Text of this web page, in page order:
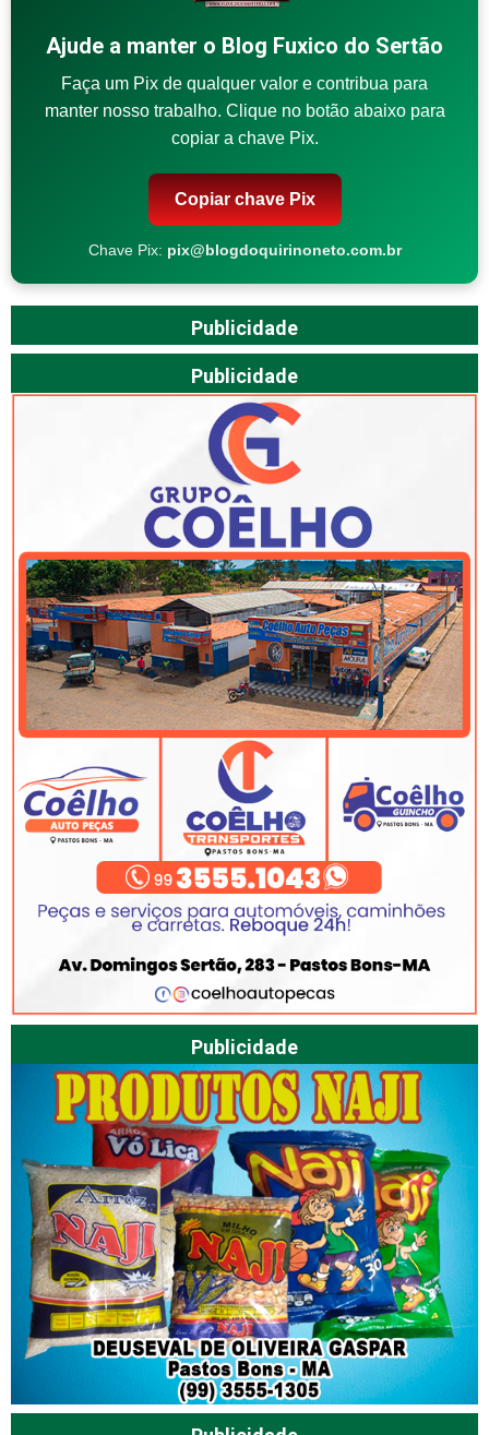
Ajude a manter o Blog Fuxico do Sertão
Faça um Pix de qualquer valor e contribua para
manter nosso trabalho. Clique no botão abaixo para
copiar a chave Pix.
Copiar chave Pix
Chave Pix: pix@blogdoquirinoneto.com.br
Publicidade
Publicidade
Publicidade